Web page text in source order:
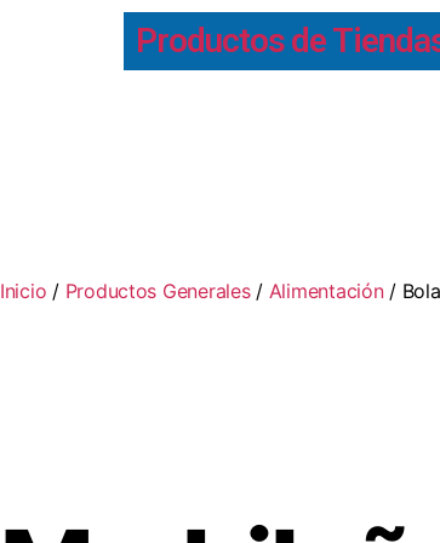
Productos de
Inicio / Productos Generales/ Alimentación/